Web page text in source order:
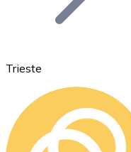
Ethereum
Trieste